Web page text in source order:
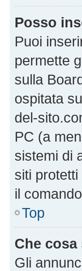
Posso
Puoi
permette
sulla
ospitata
del-
PC (a
sistemi di
siti
il
Top
Che
Gli